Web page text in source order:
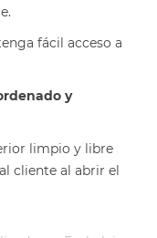
fácil acceso a
y
limpio y libre
cliente al abrir el